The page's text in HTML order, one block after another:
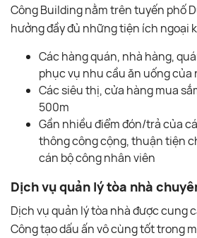
Công Building nằm trên tuyến phố
hưởng đầy đủ những tiện ích ngoại
Các hàng quán, nhà hàng,
phục vụ nhu cầu ăn uống của
Các siêu thị, cửa hàng mua
500m
Gần nhiều điểm đón/trả của
thông công cộng, thuận tiện
cán bộ công nhân viên
Dịch vụ quản lý tòa nhà
Dịch vụ quản lý tòa nhà được cung
Công tạo dấu ấn vô cùng tốt trong